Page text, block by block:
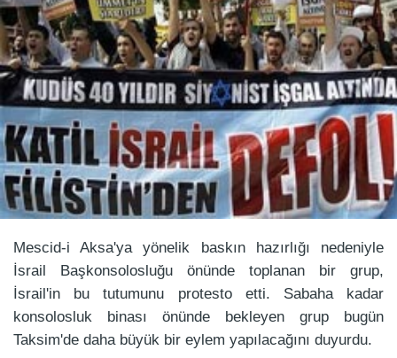
Mescid-i Aksa'ya yönelik baskın hazırlığı nedeniyle
İsrail Başkonsolosluğu önünde toplanan bir grup,
İsrail'in bu tutumunu protesto etti. Sabaha kadar
konsolosluk binası önünde bekleyen grup bugün
Taksim'de daha büyük bir eylem yapılacağını duyurdu.